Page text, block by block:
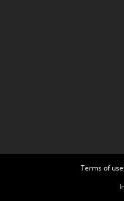
Terms of use